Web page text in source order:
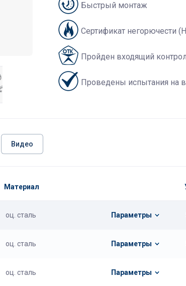
Быстрый монтаж
Сертификат негорючести
Пройден входящий
Проведены испытания на
Видео
Материал
оц. сталь Параметры
оц. сталь Параметры
оц. сталь Параметры